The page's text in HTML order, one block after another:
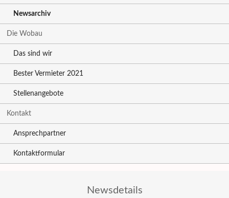
Newsarchiv
Die Wobau
Das sind wir
Bester Vermieter 2021
Stellenangebote
Kontakt
Ansprechpartner
Kontaktformular
Newsdetails